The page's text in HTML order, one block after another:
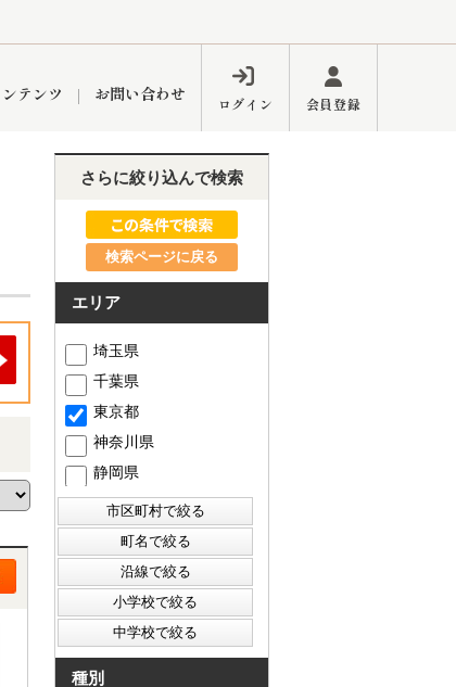
京市 東村山市 東大和市
練馬区
インフォメーション ブログ
東久留米営業所
テンツ お問い合わせ ログイン 会員登録
さらに絞り込んで検索
検索ページに戻る
エリア
埼玉県
千葉県
東京都
神奈川県
静岡県
種別